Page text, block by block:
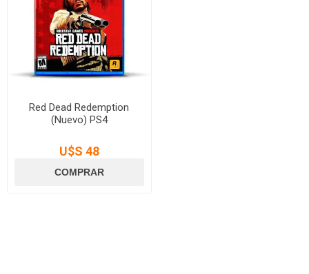
Red Dead Redemption
(Nuevo) PS4
U$S 48